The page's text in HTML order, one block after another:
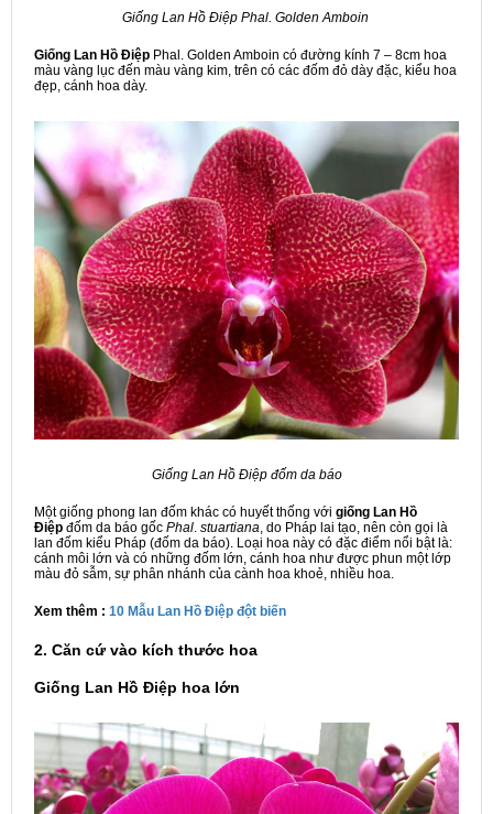
Giống Lan Hồ Điệp Phal. Golden Amboin
Giống Lan Hồ Điệp Phal. Golden Amboin có đường kính 7 – 8cm hoa
màu vàng lục đến màu vàng kim, trên có các đốm đỏ dày đặc, kiểu hoa
đẹp, cánh hoa dày.
Giống Lan Hồ Điệp đốm da báo
Một giống phong lan đốm khác có huyết thống với giống Lan Hồ
Điệp đốm da báo gốc Phal. stuartiana, do Pháp lai tạo, nên còn gọi là
lan đốm kiểu Pháp (đốm da báo). Loại hoa này có đặc điểm nổi bật là:
cánh môi lớn và có những đốm lớn, cánh hoa như được phun một lớp
màu đỏ sẫm, sự phân nhánh của cành hoa khoẻ, nhiều hoa.
Xem thêm : 10 Mẫu Lan Hồ Điệp đột biến
2. Căn cứ vào kích thước hoa
Giống Lan Hồ Điệp hoa lớn